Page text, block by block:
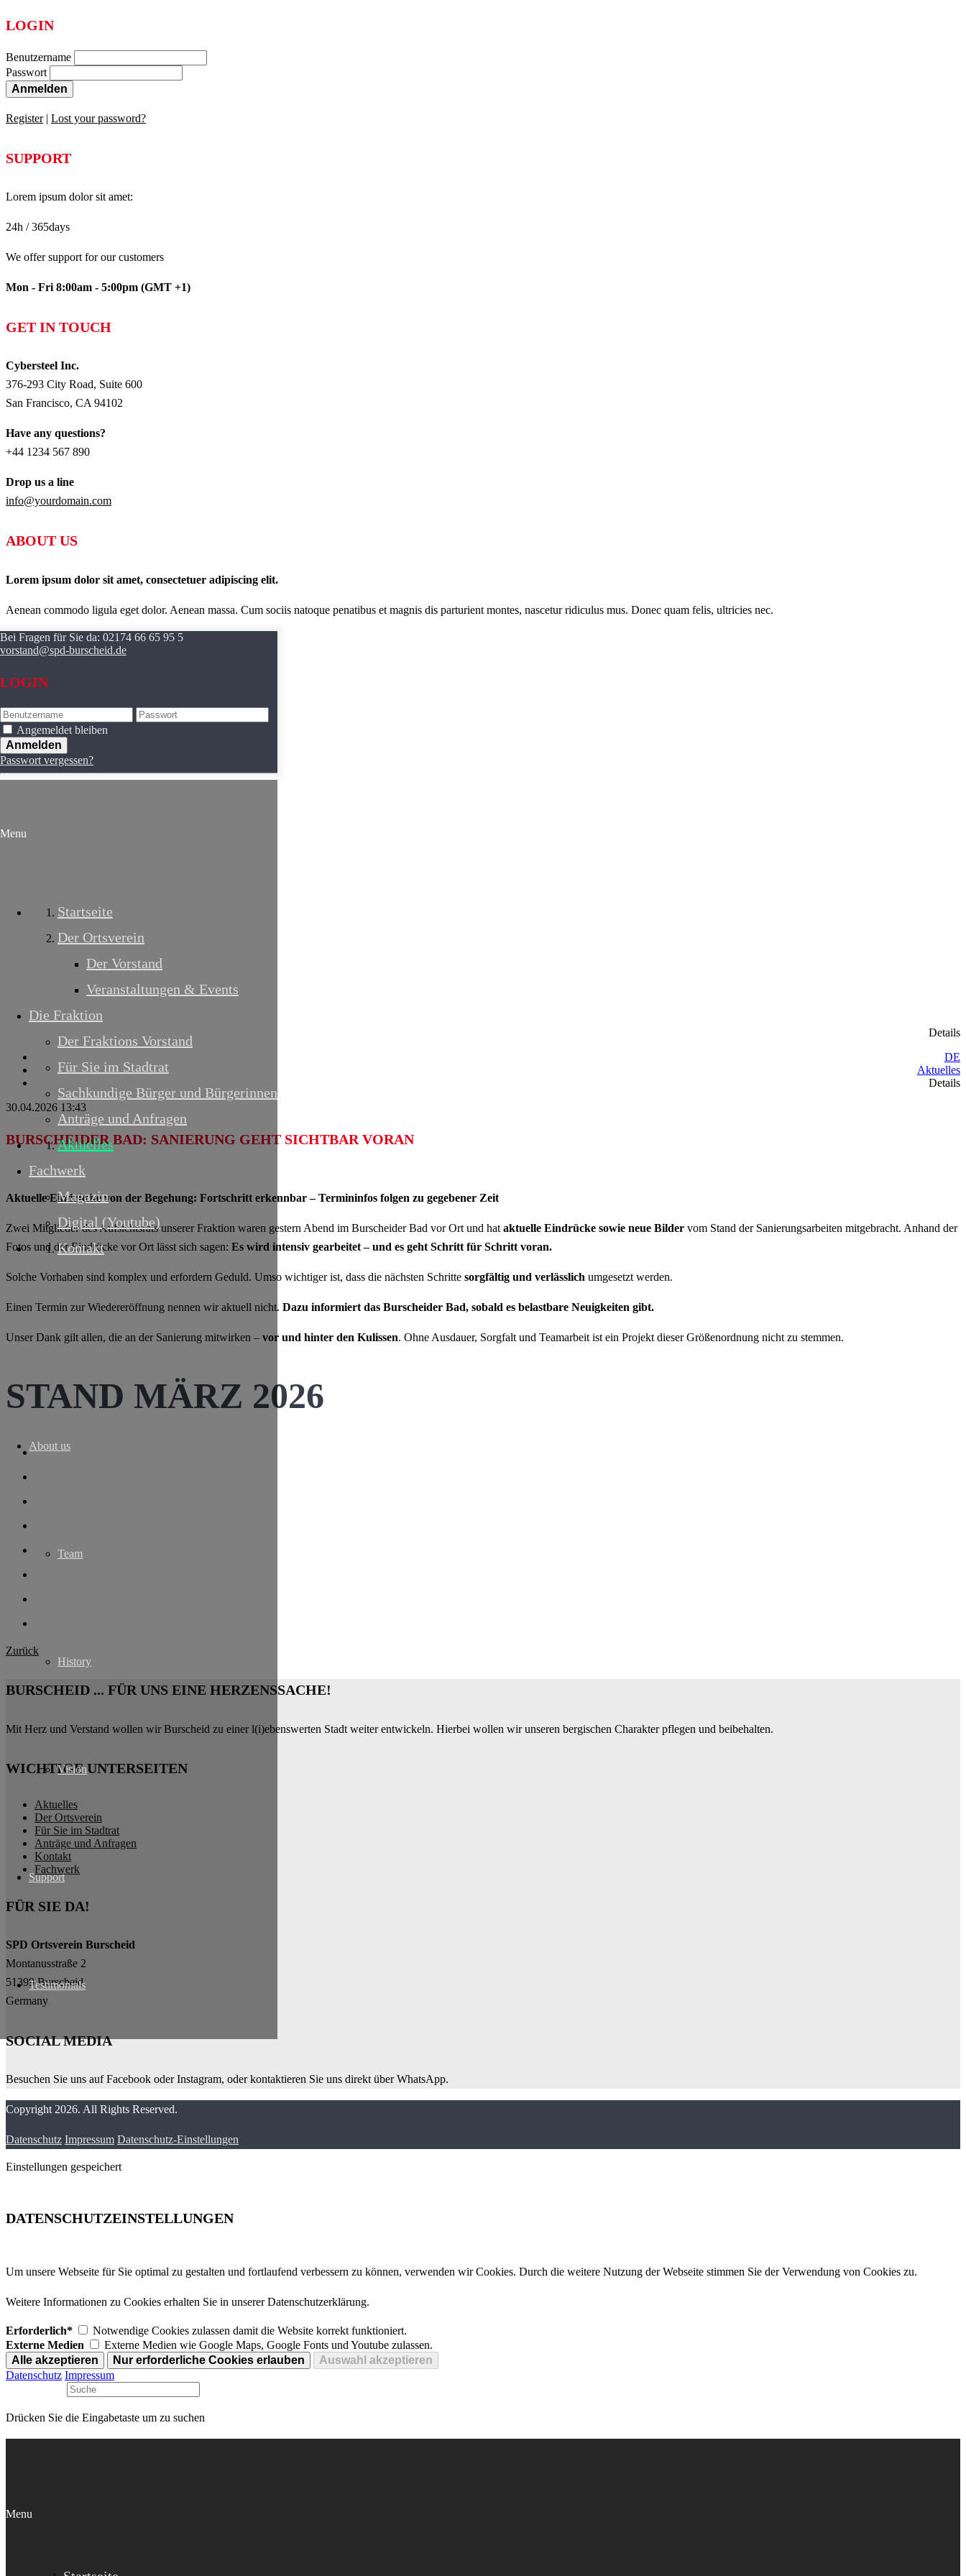
LOGIN
Benutzername
Passwort
Anmelden
Register| Lost your password?
SUPPORT
Lorem ipsum dolor sit amet:
24h / 365days
We offer support for our customers
Mon - Fri 8:00am - 5:00pm (GMT +1)
GET IN TOUCH
Cybersteel Inc.
376-293 City Road, Suite 600
San Francisco, CA 94102
Have any questions?
+44 1234 567 890
Drop us a line
info@yourdomain.com
ABOUT US
Lorem ipsum dolor sit amet, consectetuer adipiscing elit.
Aenean commodo ligula eget dolor. Aenean massa. Cum sociis natoque penatibus et magnis dis parturient montes, nascetur ridiculus mus. Donec quam felis, ultricies nec.
Bei Fragen für Sie da: 02174 66 65 95 5
vorstand@spd-burscheid.de
LOGIN
Angemeldet bleiben
Passwort vergessen?
Menu
Startseite
Der Ortsverein
Der Vorstand
Veranstaltungen & Events
Die Fraktion
Der Fraktions Vorstand
Für Sie im Stadtrat
Sachkundige Bürger und Bürgerinnen
Anträge und Anfragen
Aktuelles
Fachwerk
Magazin
Digital (Youtube)
Kontakt
About us
Team
History
Vision
Support
Testimonials
AKTUELLES
Details
DE
Aktuelles
Details
30.04.2026 13:43
BURSCHEIDER BAD: SANIERUNG GEHT SICHTBAR VORAN
Aktuelle Eindrücke von der Begehung: Fortschritt erkennbar – Termininfos folgen zu gegebener Zeit
Zwei Mitglieder des Aufsichtsrats unserer Fraktion waren gestern Abend im Burscheider Bad vor Ort und hat aktuelle Eindrücke sowie neue Bilder vom Stand der Sanierungsarbeiten mitgebracht. Anhand der
Fotos und der Eindrücke vor Ort lässt sich sagen: Es wird intensiv gearbeitet – und es geht Schritt für Schritt voran.
Solche Vorhaben sind komplex und erfordern Geduld. Umso wichtiger ist, dass die nächsten Schritte sorgfältig und verlässlich umgesetzt werden.
Einen Termin zur Wiedereröffnung nennen wir aktuell nicht. Dazu informiert das Burscheider Bad, sobald es belastbare Neuigkeiten gibt.
Unser Dank gilt allen, die an der Sanierung mitwirken – vor und hinter den Kulissen. Ohne Ausdauer, Sorgfalt und Teamarbeit ist ein Projekt dieser Größenordnung nicht zu stemmen.
STAND MÄRZ 2026
Zurück
BURSCHEID ... FÜR UNS EINE HERZENSSACHE!
Mit Herz und Verstand wollen wir Burscheid zu einer l(i)ebenswerten Stadt weiter entwickeln. Hierbei wollen wir unseren bergischen Charakter pflegen und beibehalten.
WICHTIGE UNTERSEITEN
Aktuelles
Der Ortsverein
Für Sie im Stadtrat
Anträge und Anfragen
Kontakt
Fachwerk
FÜR SIE DA!
SPD Ortsverein Burscheid
Montanusstraße 2
51399 Burscheid
Germany
SOCIAL MEDIA
Besuchen Sie uns auf Facebook oder Instagram, oder kontaktieren Sie uns direkt über WhatsApp.
Copyright 2026. All Rights Reserved.
Datenschutz Impressum Datenschutz-Einstellungen
Einstellungen gespeichert
DATENSCHUTZEINSTELLUNGEN
Um unsere Webseite für Sie optimal zu gestalten und fortlaufend verbessern zu können, verwenden wir Cookies. Durch die weitere Nutzung der Webseite stimmen Sie der Verwendung von Cookies zu.
Weitere Informationen zu Cookies erhalten Sie in unserer Datenschutzerklärung.
Erforderlich*
Notwendige Cookies zulassen damit die Website korrekt funktioniert.
Externe Medien
Externe Medien wie Google Maps, Google Fonts und Youtube zulassen.
Datenschutz Impressum
Drücken Sie die Eingabetaste um zu suchen
Menu